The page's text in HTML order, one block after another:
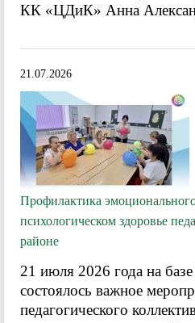
КК «ЦДиК» Анна
21.07.2026
Профилактика
психологическом здоровье
районе
21 июля 2026 года на
состоялось важное
педагогического